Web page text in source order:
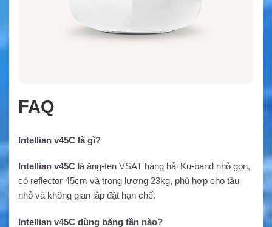
FAQ
Intellian v45C là gì?
Intellian v45C là ăng-ten VSAT hàng hải Ku-band nhỏ gọn,
có reflector 45cm và trọng lượng 23kg, phù hợp cho tàu
nhỏ và không gian lắp đặt hạn chế.
Intellian v45C dùng băng tần nào?